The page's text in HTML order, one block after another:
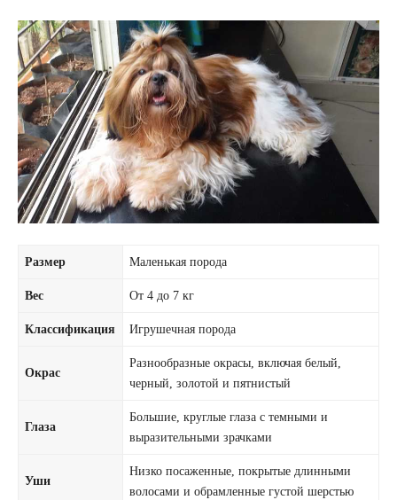
Размер Маленькая порода
Вес От 4 до 7 кг
Классификация Игрушечная порода
Окрас
Разнообразные окрасы, включая белый,
черный, золотой и пятнистый
Глаза
Большие, круглые глаза с темными и
выразительными зрачками
Уши
Низко посаженные, покрытые длинными
волосами и обрамленные густой шерстью